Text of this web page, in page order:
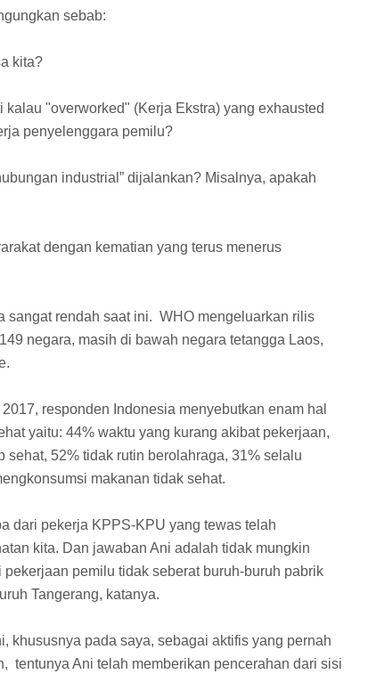
sebab:
kita?
"overworked" (Kerja Ekstra) yang exhausted
penyelenggara pemilu?
industrial” dijalankan? Misalnya, apakah
dengan kematian yang terus menerus
sangat rendah saat ini. WHO mengeluarkan rilis
negara, masih di bawah negara tetangga Laos,
responden Indonesia menyebutkan enam hal
yaitu: 44% waktu yang kurang akibat pekerjaan,
52% tidak rutin berolahraga, 31% selalu
makanan tidak sehat.
dari pekerja KPPS-KPU yang tewas telah
kita. Dan jawaban Ani adalah tidak mungkin
pemilu tidak seberat buruh-buruh pabrik
Tangerang, katanya.
khususnya pada saya, sebagai aktifis yang pernah
tentunya Ani telah memberikan pencerahan dari sisi